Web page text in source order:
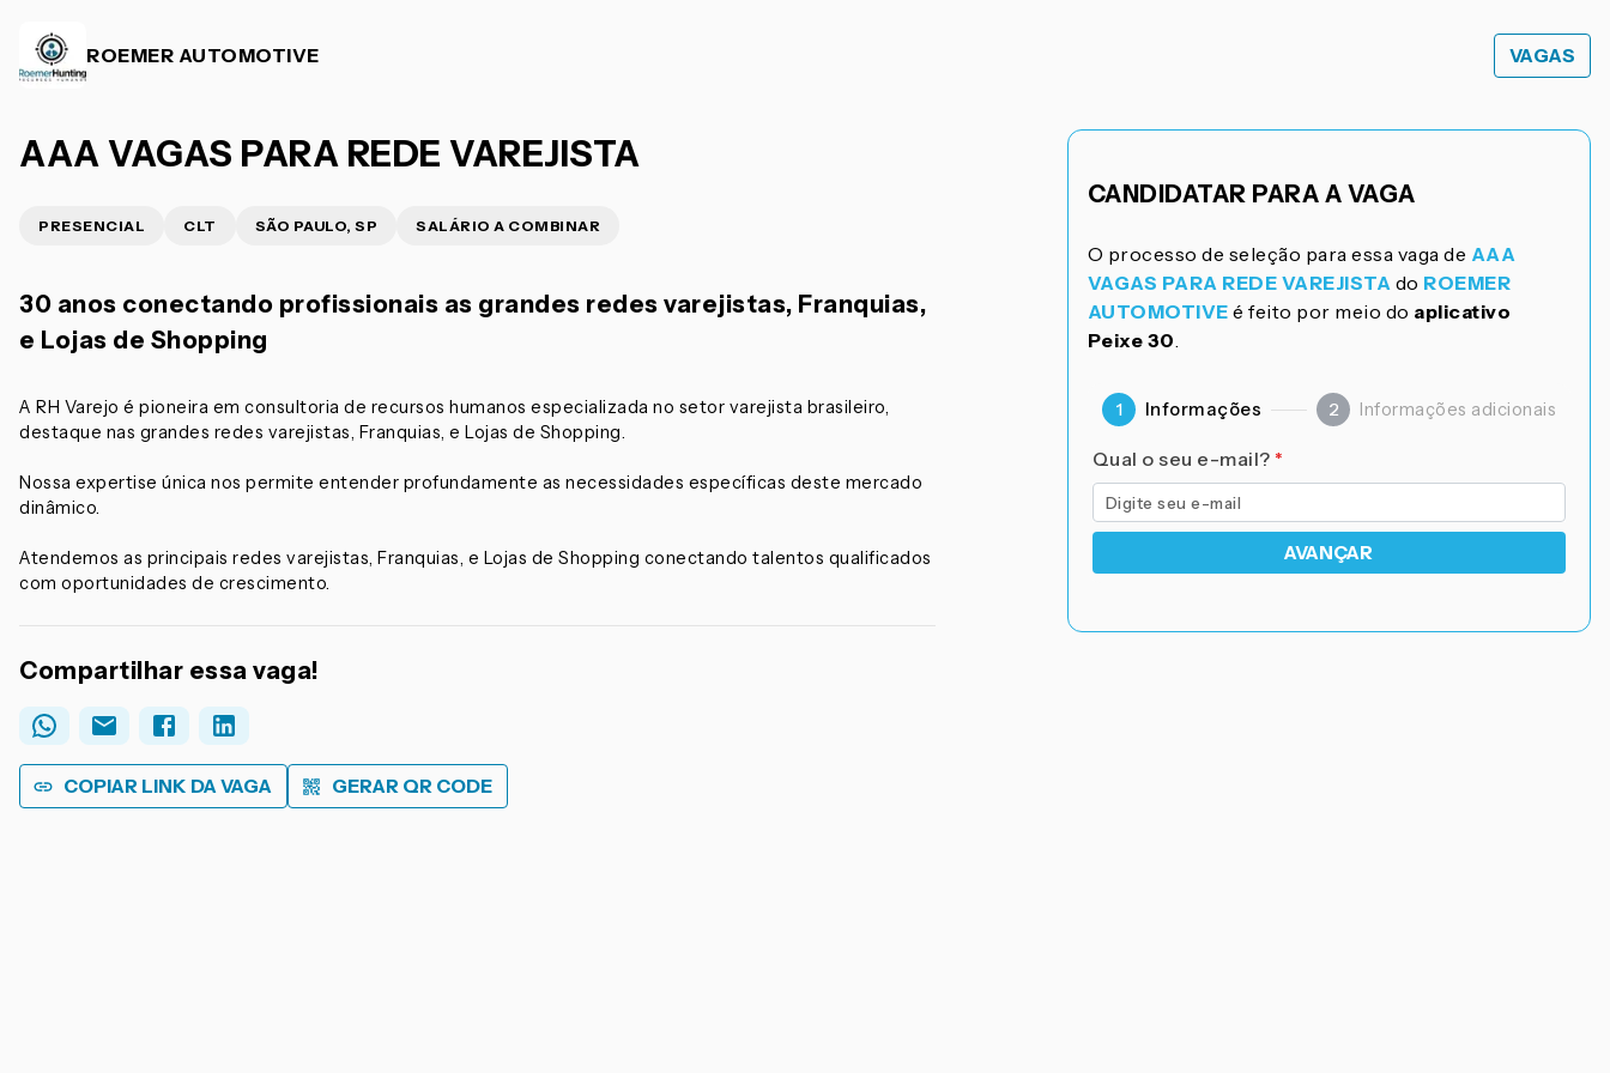
ROEMER AUTOMOTIVE VAGAS
AAA VAGAS PARA REDE VAREJISTA
PRESENCIAL CLT SÃO PAULO, SP SALÁRIO A COMBINAR
30 anos conectando profissionais as grandes redes varejistas, Franquias,
e Lojas de Shopping
A RH Varejo é pioneira em consultoria de recursos humanos especializada no setor varejista brasileiro,
destaque nas grandes redes varejistas, Franquias, e Lojas de Shopping.
Nossa expertise única nos permite entender profundamente as necessidades específicas deste mercado
dinâmico.
Atendemos as principais redes varejistas, Franquias, e Lojas de Shopping conectando talentos qualificados
com oportunidades de crescimento.
Compartilhar essa vaga!
COPIAR LINK DA VAGA GERAR QR CODE
CANDIDATAR PARA A VAGA
O processo de seleção para essa vaga de AAA
VAGAS PARA REDE VAREJISTA do ROEMER
AUTOMOTIVE é feito por meio do aplicativo
Peixe 30.
1 Informações 2 Informações adicionais
Qual o seu e-mail? *
AVANÇAR